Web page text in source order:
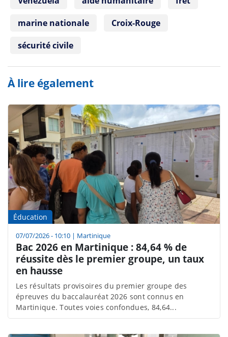
marine nationale
Croix-Rouge
sécurité civile
À lire également
Éducation
07/07/2026 - 10:10 | Martinique
Bac 2026 en Martinique : 84,64 % de
réussite dès le premier groupe, un taux
en hausse
Les résultats provisoires du premier groupe des
épreuves du baccalauréat 2026 sont connus en
Martinique. Toutes voies confondues, 84,64...